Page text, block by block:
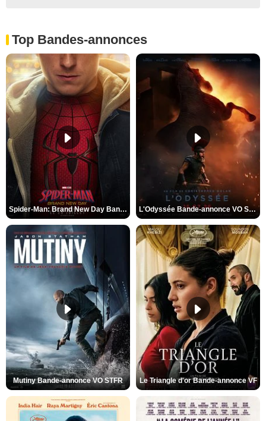
Top Bandes-annonces
Spider-Man: Brand New Day Bande-annonce VO STFR L'Odyssée Bande-annonce VO STFR
Mutiny Bande-annonce VO STFR Le Triangle d'or Bande-annonce VF